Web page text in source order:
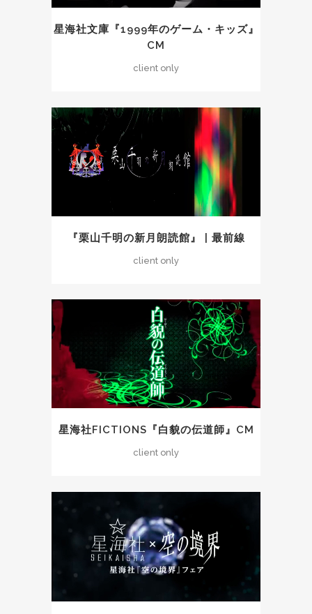
星海社文庫『1999年のゲーム・キッズ』
CM
client only
『栗山千明の新月朗読館』 | 最前線
client only
星海社FICTIONS『白貌の伝道師』CM
client only